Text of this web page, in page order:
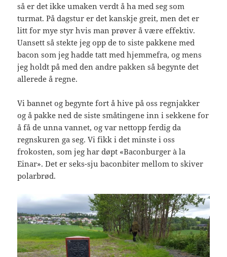
så er det ikke umaken verdt å ha med seg som
turmat. På dagstur er det kanskje greit, men det er
litt for mye styr hvis man prøver å være effektiv.
Uansett så stekte jeg opp de to siste pakkene med
bacon som jeg hadde tatt med hjemmefra, og mens
jeg holdt på med den andre pakken så begynte det
allerede å regne.
Vi bannet og begynte fort å hive på oss regnjakker
og å pakke ned de siste småtingene inn i sekkene for
å få de unna vannet, og var nettopp ferdig da
regnskuren ga seg. Vi fikk i det minste i oss
frokosten, som jeg har døpt «Baconburger à la
Einar». Det er seks-sju baconbiter mellom to skiver
polarbrød.